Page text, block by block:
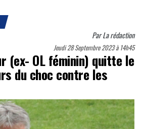
ParLa rédaction
Jeudi 28 Septembre 2023 à 14h45
(ex- OL féminin) quitte le
du choc contre les